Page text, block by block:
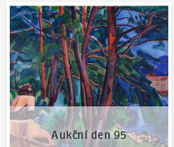
Aukční den 95
Aukční den 95